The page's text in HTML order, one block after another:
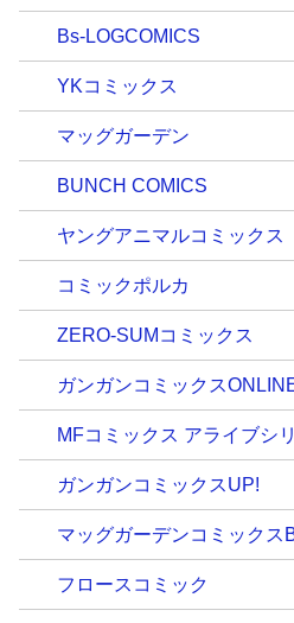
Bs-LOGCOMICS
YKコミックス
マッグガーデン
BUNCH COMICS
ヤングアニマルコミックス
コミックポルカ
ZERO-SUMコミックス
ガンガンコミックス
MFコミックス アライブシ
ガンガンコミックスUP!
マッグガーデンコミックス
フロースコミック